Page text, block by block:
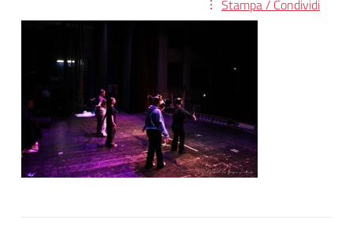
Stampa / Condividi